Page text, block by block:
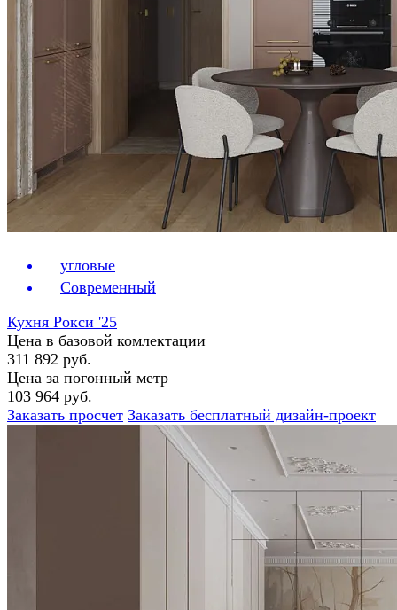
угловые
Современный
Кухня Рокси '25
Цена в базовой комлектации
311 892 руб.
Цена за погонный метр
103 964 руб.
Заказать просчет Заказать бесплатный дизайн-проект